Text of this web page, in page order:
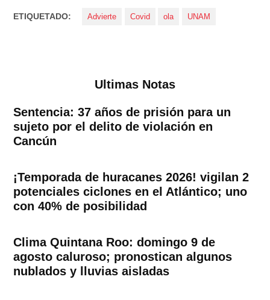
ETIQUETADO: Advierte Covid ola UNAM
Ultimas Notas
Sentencia: 37 años de prisión para un
sujeto por el delito de violación en
Cancún
¡Temporada de huracanes 2026! vigilan 2
potenciales ciclones en el Atlántico; uno
con 40% de posibilidad
Clima Quintana Roo: domingo 9 de
agosto caluroso; pronostican algunos
nublados y lluvias aisladas